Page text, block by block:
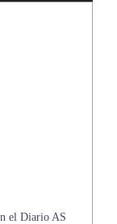
el Diario AS